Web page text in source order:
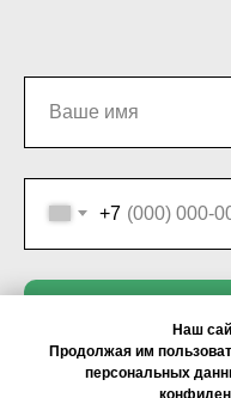
Наш
Продолжая им
персональных
+7